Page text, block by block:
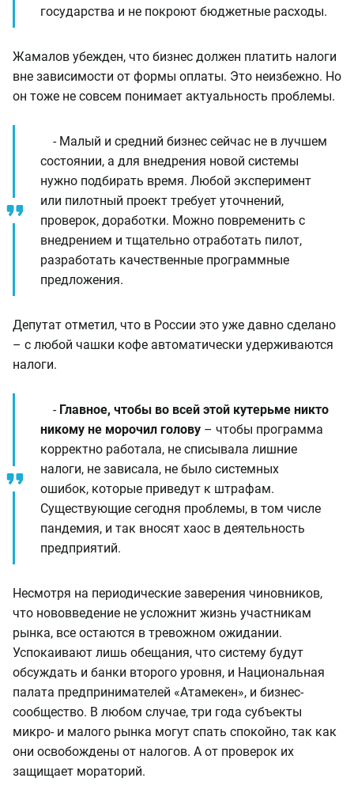
государства и не покроют бюджетные расходы.
Жамалов убежден, что бизнес должен платить налоги
вне зависимости от формы оплаты. Это неизбежно. Но
он тоже не совсем понимает актуальность проблемы.
- Малый и средний бизнес сейчас не в лучшем
состоянии, а для внедрения новой системы
нужно подбирать время. Любой эксперимент
или пилотный проект требует уточнений,
проверок, доработки. Можно повременить с
внедрением и тщательно отработать пилот,
разработать качественные программные
предложения.
Депутат отметил, что в России это уже давно сделано
– с любой чашки кофе автоматически удерживаются
налоги.
- Главное, чтобы во всей этой кутерьме никто
никому не морочил голову – чтобы программа
корректно работала, не списывала лишние
налоги, не зависала, не было системных
ошибок, которые приведут к штрафам.
Существующие сегодня проблемы, в том числе
пандемия, и так вносят хаос в деятельность
предприятий.
Несмотря на периодические заверения чиновников,
что нововведение не усложнит жизнь участникам
рынка, все остаются в тревожном ожидании.
Успокаивают лишь обещания, что систему будут
обсуждать и банки второго уровня, и Национальная
палата предпринимателей «Атамекен», и бизнес-
сообщество. В любом случае, три года субъекты
микро- и малого рынка могут спать спокойно, так как
они освобождены от налогов. А от проверок их
защищает мораторий.